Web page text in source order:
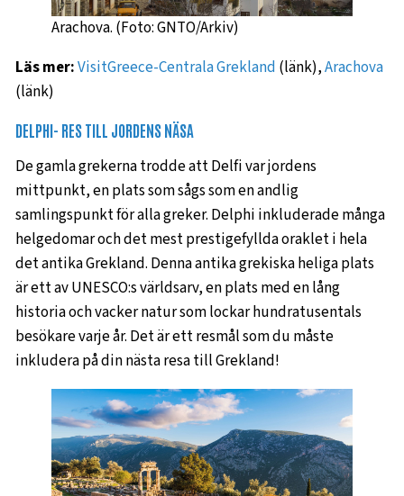
Arachova. (Foto: GNTO/Arkiv)
Läs mer:VisitGreece-Centrala Grekland (länk),Arachova
(länk)
DELPHI- RES TILL JORDENS NÄSA
De gamla grekerna trodde att Delfi var jordens
mittpunkt, en plats som sågs som en andlig
samlingspunkt för alla greker. Delphi inkluderade många
helgedomar och det mest prestigefyllda oraklet i hela
det antika Grekland. Denna antika grekiska heliga plats
är ett av UNESCO:s världsarv, en plats med en lång
historia och vacker natur som lockar hundratusentals
besökare varje år. Det är ett resmål som du måste
inkludera på din nästa resa till Grekland!